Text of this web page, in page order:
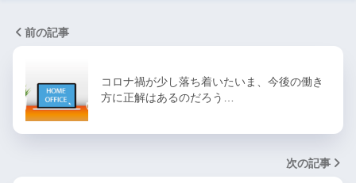
前の記事
コロナ禍が少し落ち着いたいま、今後の働き
方に正解はあるのだろう…
次の記事